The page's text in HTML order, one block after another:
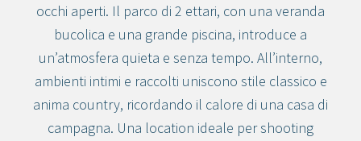
occhi aperti. Il parco di 2 ettari, con una veranda
bucolica e una grande piscina, introduce a
un’atmosfera quieta e senza tempo. All’interno,
ambienti intimi e raccolti uniscono stile classico e
anima country, ricordando il calore di una casa di
campagna. Una location ideale per shooting